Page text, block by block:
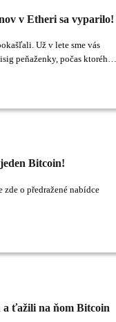
v Etheri sa vyparilo!
Už v lete sme vás
peňaženky, počas ktorého
Bitcoin!
o předražené nabídce
a ťažili na ňom Bitcoin